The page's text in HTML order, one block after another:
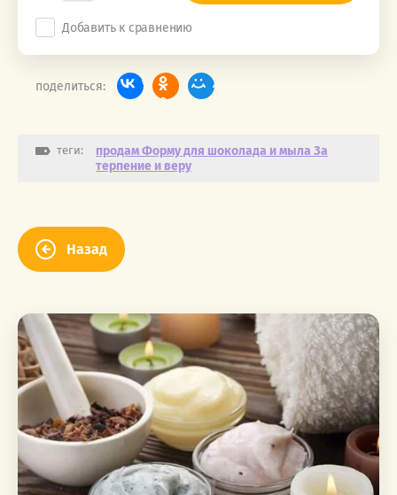
Добавить к сравнению
поделиться:
теги:
продам Форму для шоколада и мыла За
терпение и веру
Назад